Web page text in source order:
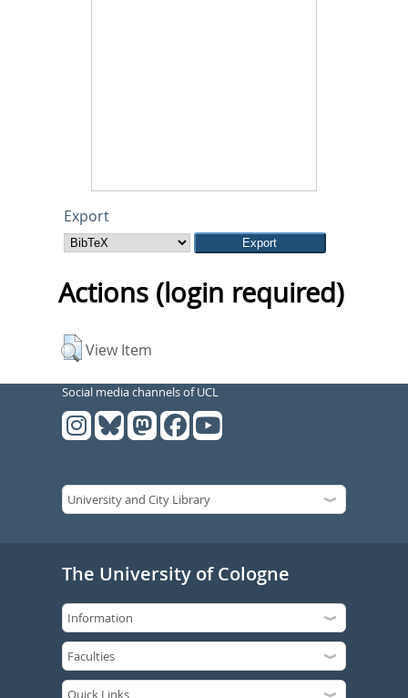
Export
Actions (login required)
View Item
Social media channels of UCL
The University of Cologne